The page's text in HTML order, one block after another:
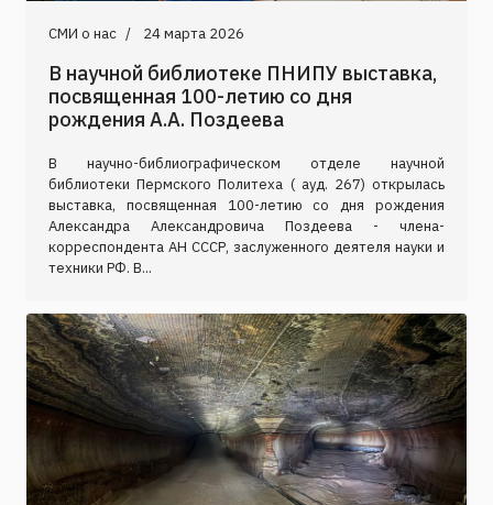
СМИ о нас 24 марта 2026
В научной библиотеке ПНИПУ выставка,
посвященная 100-летию со дня
рождения А.А. Поздеева
В научно-библиографическом отделе научной
библиотеки Пермского Политеха ( ауд. 267) открылась
выставка, посвященная 100-летию со дня рождения
Александра Александровича Поздеева - члена-
корреспондента АН СССР, заслуженного деятеля науки и
техники РФ. В...